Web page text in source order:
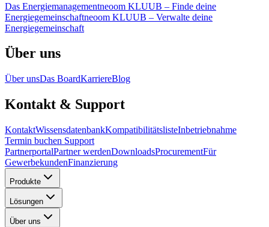
Das Energiemanagementneoom KLUUB – Finde deine
Energiegemeinschaftneoom KLUUB – Verwalte deine
Energiegemeinschaft
Über uns
Über unsDas BoardKarriereBlog
Kontakt & Support
KontaktWissensdatenbankKompatibilitätslisteInbetriebnahme
Termin buchen Support
PartnerportalPartner werdenDownloadsProcurementFür
GewerbekundenFinanzierung
Produkte
Lösungen
Über uns